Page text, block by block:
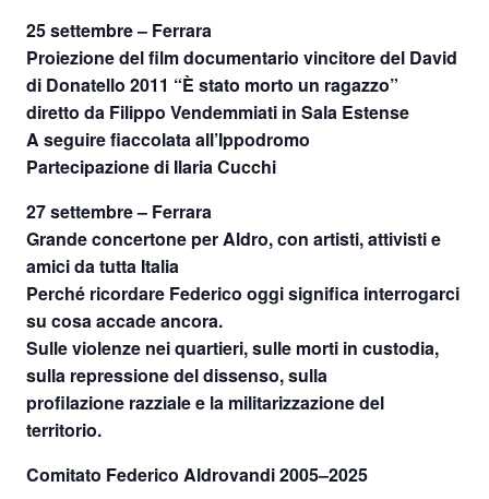
25 settembre – Ferrara
Proiezione del film documentario vincitore del David
di Donatello 2011 “È stato morto un ragazzo”
diretto da Filippo Vendemmiati in Sala Estense
A seguire fiaccolata all’Ippodromo
Partecipazione di Ilaria Cucchi
27 settembre – Ferrara
Grande concertone per Aldro, con artisti, attivisti e
amici da tutta Italia
Perché ricordare Federico oggi significa interrogarci
su cosa accade ancora.
Sulle violenze nei quartieri, sulle morti in custodia,
sulla repressione del dissenso, sulla
profilazione razziale e la militarizzazione del
territorio.
Comitato Federico Aldrovandi 2005–2025